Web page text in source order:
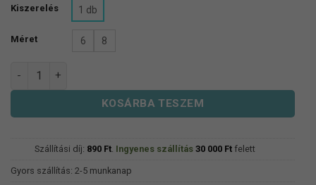
Kiszerelés 1 db
Méret 6 8
Korda Dark Matter RIG mennyiség
KOSÁRBA TESZEM
Szállítási díj: 890 Ft. Ingyenes szállítás 30 000 Ftfelett
Gyors szállítás: 2-5 munkanap